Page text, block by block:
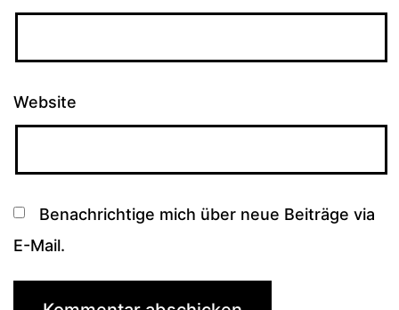
Website
Benachrichtige mich über neue Beiträge via
E-Mail.